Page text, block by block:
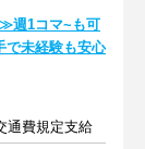
週1コマ~も可
未経験も安心
通費規定支給